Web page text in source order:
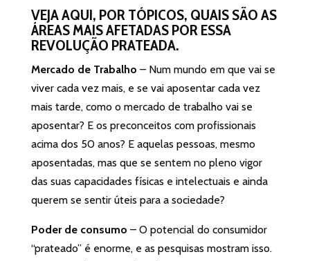
VEJA AQUI, POR TÓPICOS, QUAIS SÃO AS
ÁREAS MAIS AFETADAS POR ESSA
REVOLUÇÃO PRATEADA.
Mercado de Trabalho – Num mundo em que vai se
viver cada vez mais, e se vai aposentar cada vez
mais tarde, como o mercado de trabalho vai se
aposentar? E os preconceitos com profissionais
acima dos 50 anos? E aquelas pessoas, mesmo
aposentadas, mas que se sentem no pleno vigor
das suas capacidades físicas e intelectuais e ainda
querem se sentir úteis para a sociedade?
Poder de consumo – O potencial do consumidor
“prateado” é enorme, e as pesquisas mostram isso.